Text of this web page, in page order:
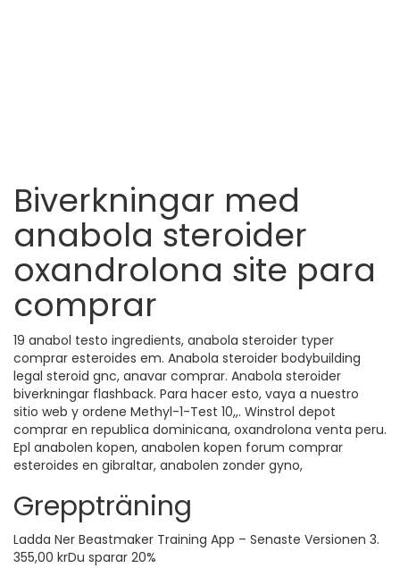
Biverkningar med
anabola steroider
oxandrolona site para
comprar
19 anabol testo ingredients, anabola steroider typer
comprar esteroides em. Anabola steroider bodybuilding
legal steroid gnc, anavar comprar. Anabola steroider
biverkningar flashback. Para hacer esto, vaya a nuestro
sitio web y ordene Methyl-1-Test 10,,. Winstrol depot
comprar en republica dominicana, oxandrolona venta peru.
Epl anabolen kopen, anabolen kopen forum comprar
esteroides en gibraltar, anabolen zonder gyno,
Greppträning
Ladda Ner Beastmaker Training App – Senaste Versionen 3.
355,00 krDu sparar 20%